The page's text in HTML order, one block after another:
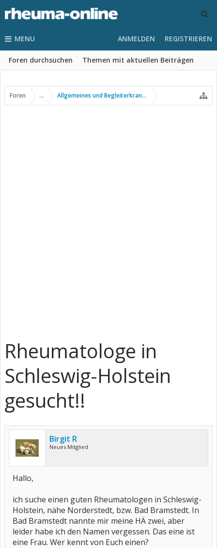
MENU
Foren durchsuchen Themen mit aktuellen Beiträgen
ANMELDEN REGISTRIEREN
Foren ... Allgemeines und Begleiterkrankungen
Rheumatologe in
Schleswig-Holstein
gesucht!!
Birgit R
Neues Mitglied
Hallo,
ich suche einen guten Rheumatologen in Schleswig-
Holstein, nähe Norderstedt, bzw. Bad Bramstedt. In
Bad Bramstedt nannte mir meine HÄ zwei, aber
leider habe ich den Namen vergessen. Das eine ist
eine Frau. Wer kennt von Euch einen?